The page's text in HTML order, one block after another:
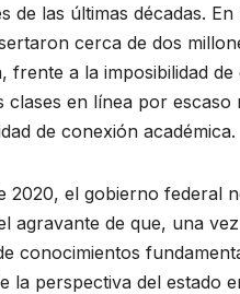
de las últimas décadas.
cerca de dos
frente a la imposibilidad
clases en línea por
de conexión académica.
2020, el gobierno federal
de que, una
conocimientos
la perspectiva del estado